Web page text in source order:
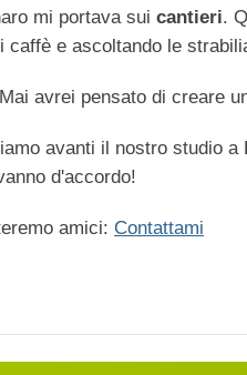
mi portava sui cantieri.
caffè e ascoltando le
avrei pensato di creare
avanti il nostro studio a
d'accordo!
amici: Contattami